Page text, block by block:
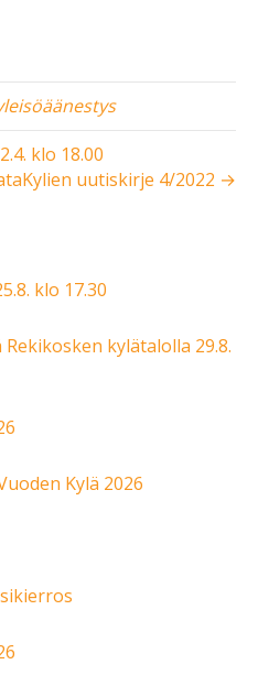
klo 18.00
uutiskirje 4/2022 →
klo 17.30
kylätalolla 29.8.
Kylä 2026